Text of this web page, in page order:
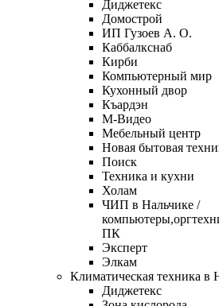
Диджетекс
Домострой
ИП Гузоев А. О.
Каббалкснаб
Кирби
Компьютерный мир
Кухонный двор
Къардэн
М-Видео
Мебельный центр
Новая бытовая
Поиск
Техника и кухни
Холам
ЧИП в Нальчике /
ПК
Эксперт
Элкам
Климатическая техника в
Диджетекс